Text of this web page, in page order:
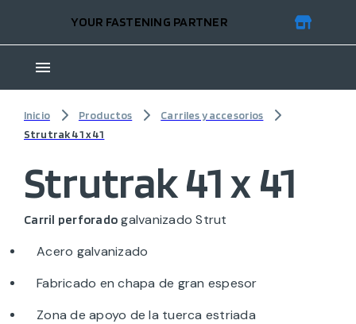
YOUR FASTENING PARTNER
Inicio Productos
Carriles y accesorios
Strutrak 41 x 41
Strutrak 41 x 41
Carril perforado galvanizado Strut
Acero galvanizado
Fabricado en chapa de gran espesor
Zona de apoyo de la tuerca estriada